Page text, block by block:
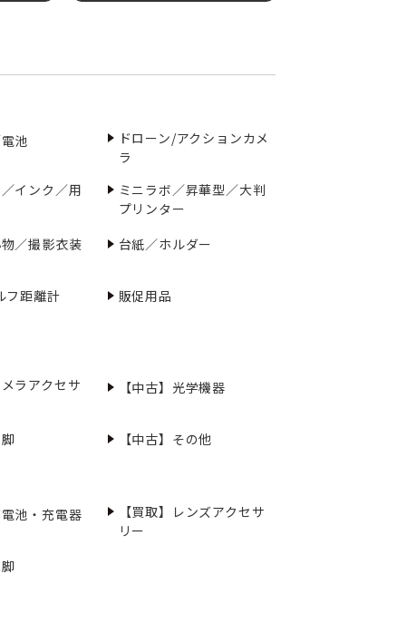
池
ドローン/アクションカメ
ラ
インク／用
ミニラボ／昇華型／大判
プリンター
／撮影衣装
台紙／ホルダー
フ距離計 販促用品
ラアクセサ 【中古】光学機器
【中古】その他
池・充電器
【買取】レンズアクセサ
リー